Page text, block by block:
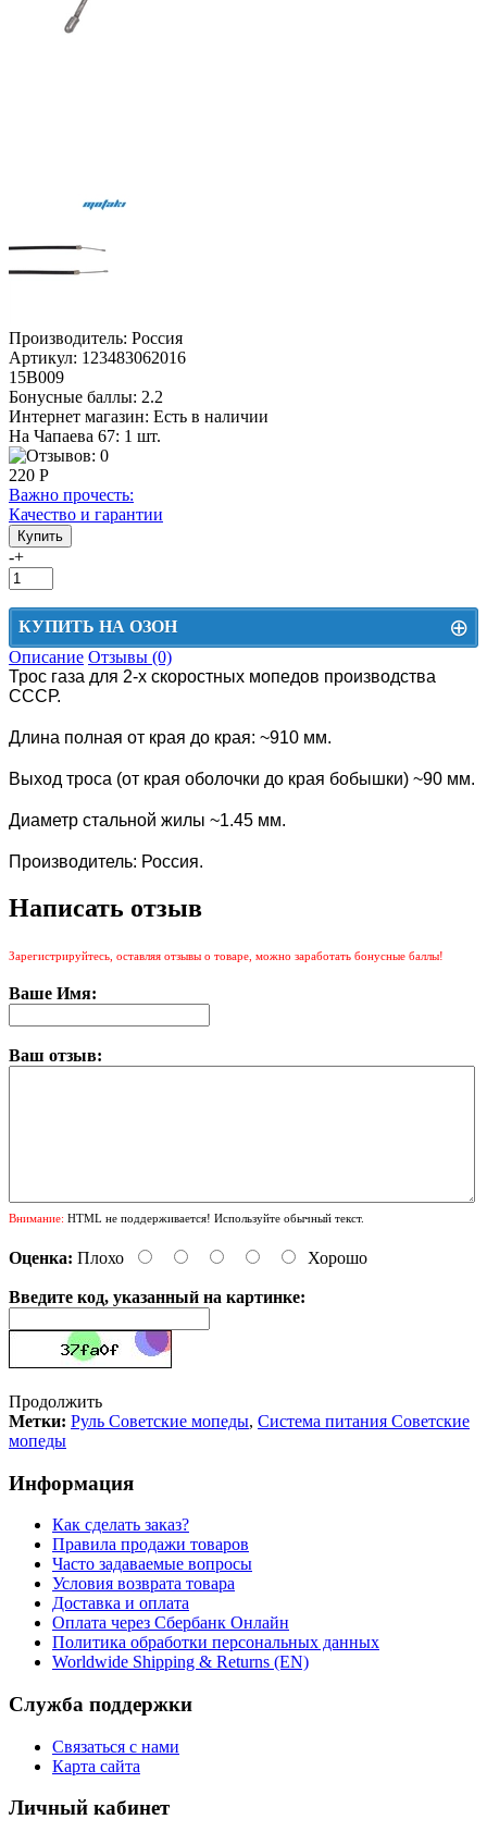
Производитель: Россия
Артикул: 123483062016
15В009
Бонусные баллы: 2.2
Интернет магазин: Есть в наличии
На Чапаева 67: 1 шт.
220 Р
Важно прочесть:
Качество и гарантии
-+
КУПИТЬ НА ОЗОН ⊕
Цена на Озон включает доставку, упаковку и комиссии маркетплейса
Этот товар можно приобрести на Озон. Для перехода в маркетплейс
Описание Отзывы (0)
Трос газа для 2-х скоростных мопедов производства
СССР.
Длина полная от края до края: ~910 мм.
Выход троса (от края оболочки до края бобышки) ~90 мм.
Диаметр стальной жилы ~1.45 мм.
Производитель: Россия.
Написать отзыв
Зарегистрируйтесь, оставляя отзывы о товаре, можно заработать бонусные баллы!
Ваше Имя:
Ваш отзыв:
Внимание: HTML не поддерживается! Используйте обычный текст.
Оценка: Плохо Хорошо
Введите код, указанный на картинке:
Продолжить
Метки: Руль Советские мопеды, Система питания Советские
мопеды
Информация
Как сделать заказ?
Правила продажи товаров
Часто задаваемые вопросы
Условия возврата товара
Доставка и оплата
Оплата через Сбербанк Онлайн
Политика обработки персональных данных
Worldwide Shipping & Returns (EN)
Служба поддержки
Связаться с нами
Карта сайта
Личный кабинет